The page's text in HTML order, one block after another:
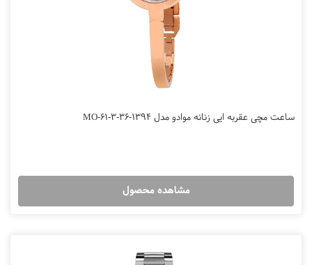
ساعت مچی عقربه ایی زنانه موادو مدل MO-61-3-36-1394
مشاهده محصول